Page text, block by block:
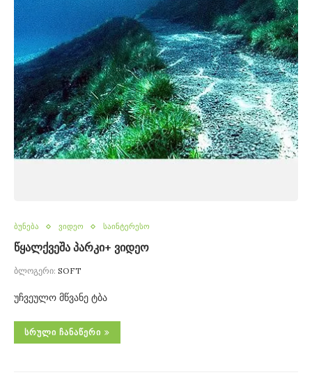
ბუნება ვიდეო საინტერესო
წყალქვეშა პარკი+ ვიდეო
ბლოგერი: SOFT
უჩვეულო მწვანე ტბა
ᲡᲠᲣᲚᲘ ᲩᲐᲜᲐᲬᲔᲠᲘ